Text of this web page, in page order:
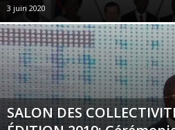
3 juin 2020
SALON DES